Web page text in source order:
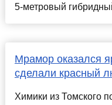
5-метровый
Мрамор оказался
сделали красный
Химики из Томского